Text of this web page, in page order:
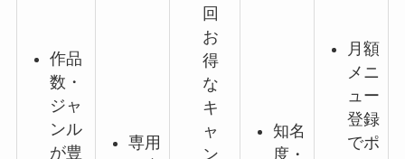
作品
数・
ジャ
ンル
が豊
専用
回
お
得
な
キ
ャ
ン
知名
度・
月額
メニ
ュー
登録
でポ